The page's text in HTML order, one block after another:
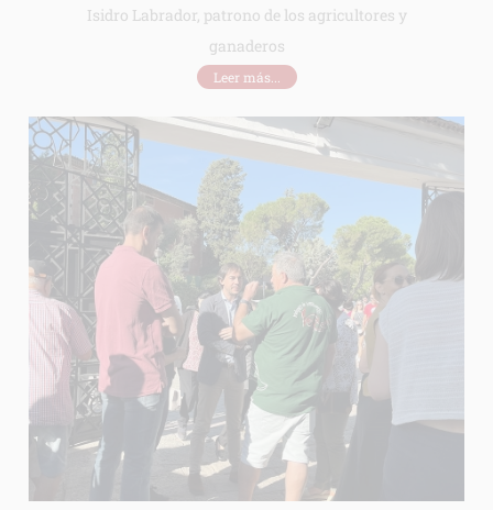
Isidro Labrador, patrono de los agricultores y
ganaderos
Leer más...